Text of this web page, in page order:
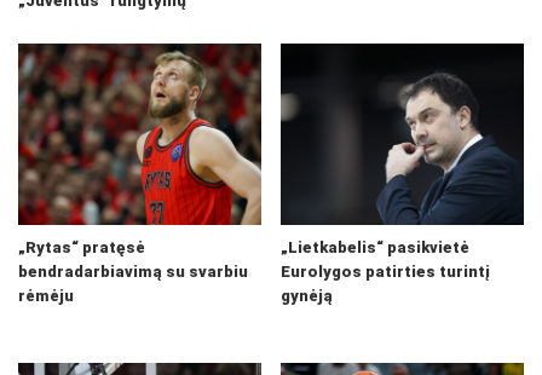
„Rytas“ pratęsė
bendradarbiavimą su svarbiu
rėmėju
„Lietkabelis“ pasikvietė
Eurolygos patirties turintį
gynėją